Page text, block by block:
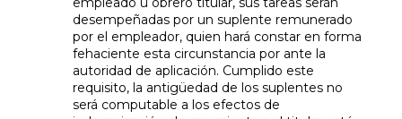
desempeñadas por un suplente remunerado
por el empleador, quien hará constar en forma
fehaciente esta circunstancia por ante la
autoridad de aplicación. Cumplido este
requisito, la antigüedad de los suplentes no
será computable a los efectos de